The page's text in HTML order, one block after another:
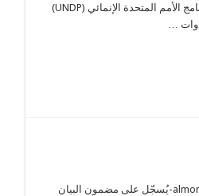
لبنان. يأتي هذا الإنجاز بتمويل من الاتحاد الأوروبي وتنفيذ برنامج الأمم المتحدة الإنمائي (UNDP)
…
القاضي محمد وسام المرتضى وزير الثقافة السابق almontasher-يُسجّل على مضمون البيان